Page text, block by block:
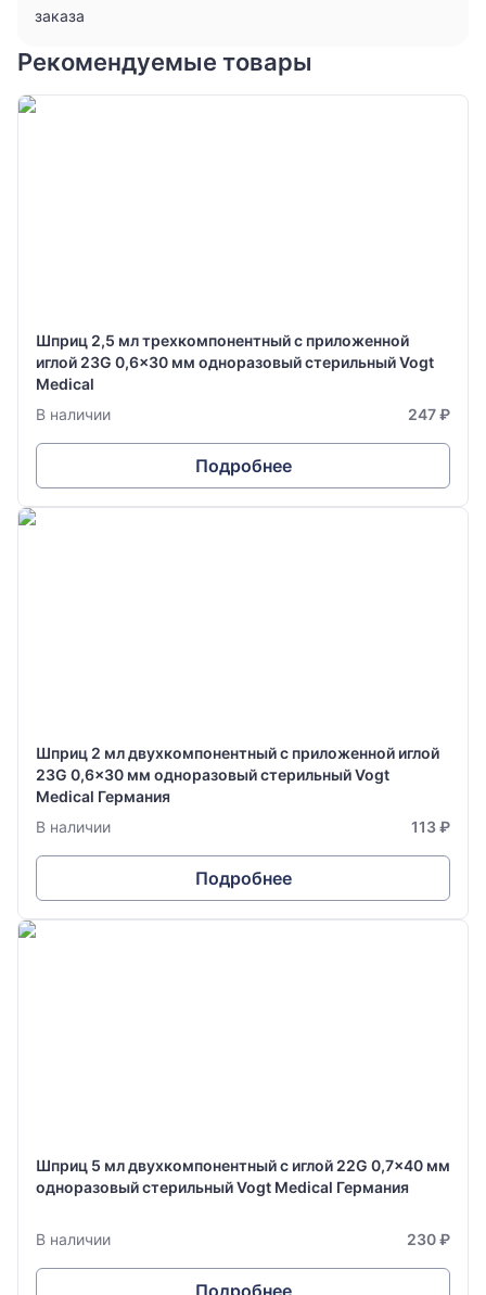
заказа
Рекомендуемые товары
Шприц 2,5 мл трехкомпонентный с приложенной
иглой 23G 0,6x30 мм одноразовый стерильный Vogt
Medical
В наличии
247 ₽
Подробнее
Шприц 2 мл двухкомпонентный с приложенной иглой
23G 0,6x30 мм одноразовый стерильный Vogt
Medical Германия
В наличии
113 ₽
Подробнее
Шприц 5 мл двухкомпонентный с иглой 22G 0,7x40 мм
одноразовый стерильный Vogt Medical Германия
В наличии 230 ₽
Подробнее